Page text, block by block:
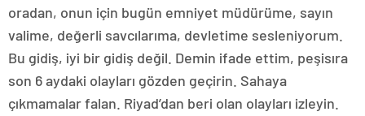
oradan, onun için bugün emniyet müdürüme, sayın
valime, değerli savcılarıma, devletime sesleniyorum.
Bu gidiş, iyi bir gidiş değil. Demin ifade ettim, peşisıra
son 6 aydaki olayları gözden geçirin. Sahaya
çıkmamalar falan. Riyad’dan beri olan olayları izleyin.